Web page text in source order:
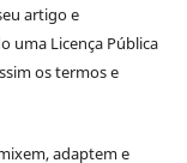
artigo e
uma Licença Pública
os termos e
adaptem e